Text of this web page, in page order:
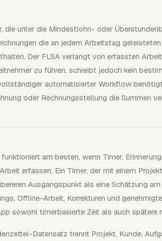
die unter die Mindestlohn- oder
die an jedem Arbeitstag
Der FLSA verlangt von erfassten
zu führen, schreibt jedoch kein
automatisierter Workflow
oder Rechnungsstellung die Summen
am besten, wenn Timer,
erfassen. Ein Timer, der mit einem
Ausgangspunkt als eine Schätzung
Offline-Arbeit, Korrekturen und
sowohl timerbasierte Zeit als auch spätere
Datensatz trennt Projekt, Kunde,